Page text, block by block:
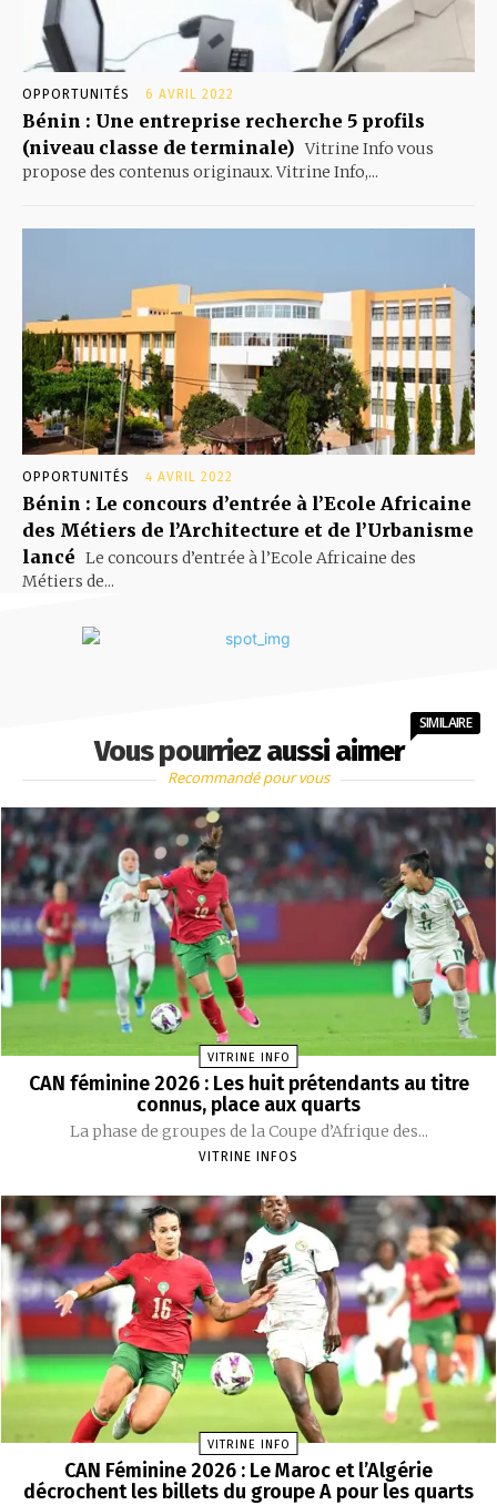
OPPORTUNITÉS 6 AVRIL 2022
Bénin : Une entreprise recherche 5 profils
(niveau classe de terminale) Vitrine Info vous
propose des contenus originaux. Vitrine Info,...
OPPORTUNITÉS 4 AVRIL 2022
Bénin : Le concours d’entrée à l’Ecole Africaine
des Métiers de l’Architecture et de l’Urbanisme
lancé Le concours d’entrée à l’Ecole Africaine des
Métiers de...
Vous pourriez aussi aimer
SIMILAIRE
Recommandé pour vous
VITRINE INFO
CAN féminine 2026 : Les huit prétendants au titre
connus, place aux quarts
La phase de groupes de la Coupe d’Afrique des...
VITRINE INFOS
VITRINE INFO
CAN Féminine 2026 : Le Maroc et l’Algérie
décrochent les billets du groupe A pour les quarts